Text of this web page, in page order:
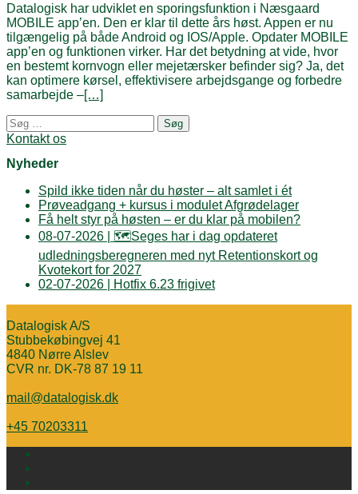
Datalogisk har udviklet en sporingsfunktion i Næsgaard
MOBILE app’en. Den er klar til dette års høst. Appen er nu
tilgængelig på både Android og IOS/Apple. Opdater MOBILE
app’en og funktionen virker. Har det betydning at vide, hvor
en bestemt kornvogn eller mejetærsker befinder sig? Ja, det
kan optimere kørsel, effektivisere arbejdsgange og forbedre
samarbejde –[…]
Posts
navigation
Søg
efter:
Kontakt os
Nyheder
Spild ikke tiden når du høster – alt samlet i ét
Prøveadgang + kursus i modulet Afgrødelager
Få helt styr på høsten – er du klar på mobilen?
08-07-2026 | 🗺️Seges har i dag opdateret
udledningsberegneren med nyt Retentionskort og
Kvotekort for 2027
02-07-2026 | Hotfix 6.23 frigivet
Datalogisk A/S
Stubbekøbingvej 41
4840 Nørre Alslev
CVR nr. DK-78 87 19 11
mail@datalogisk.dk
+45 70203311